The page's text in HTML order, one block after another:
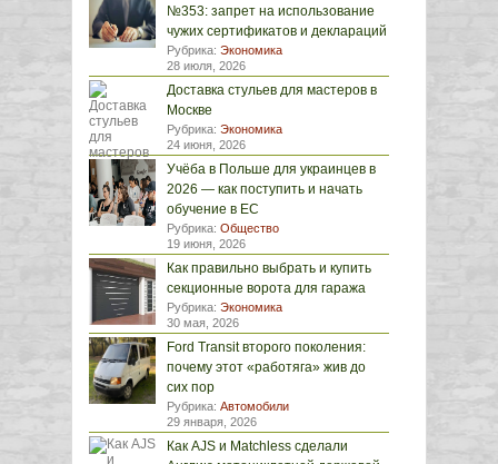
№353: запрет на использование
чужих сертификатов и деклараций
Рубрика: Экономика
28 июля, 2026
Доставка стульев для мастеров в
Москве
Рубрика: Экономика
24 июня, 2026
Учёба в Польше для украинцев в
2026 — как поступить и начать
обучение в ЕС
Рубрика: Общество
19 июня, 2026
Как правильно выбрать и купить
секционные ворота для гаража
Рубрика: Экономика
30 мая, 2026
Ford Transit второго поколения:
почему этот «работяга» жив до
сих пор
Рубрика: Автомобили
29 января, 2026
Как AJS и Matchless сделали